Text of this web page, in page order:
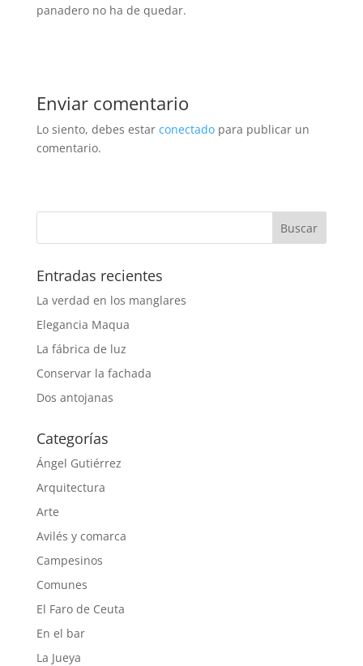
panadero no ha de quedar.
Enviar comentario
Lo siento, debes estar conectadopara publicar un
comentario.
Entradas recientes
La verdad en los manglares
Elegancia Maqua
La fábrica de luz
Conservar la fachada
Dos antojanas
Categorías
Ángel Gutiérrez
Arquitectura
Arte
Avilés y comarca
Campesinos
Comunes
El Faro de Ceuta
En el bar
La Jueya